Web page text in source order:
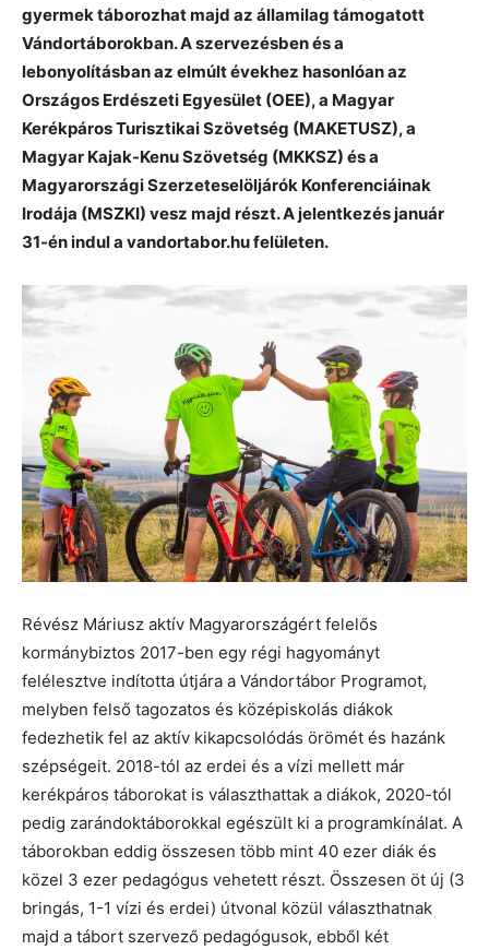
gyermek táborozhat majd az államilag támogatott
Vándortáborokban. A szervezésben és a
lebonyolításban az elmúlt évekhez hasonlóan az
Országos Erdészeti Egyesület (OEE), a Magyar
Kerékpáros Turisztikai Szövetség (MAKETUSZ), a
Magyar Kajak-Kenu Szövetség (MKKSZ) és a
Magyarországi Szerzeteselöljárók Konferenciáinak
Irodája (MSZKI) vesz majd részt. A jelentkezés január
31-én indul a vandortabor.hu felületen.
Révész Máriusz aktív Magyarországért felelős
kormánybiztos 2017-ben egy régi hagyományt
felélesztve indította útjára a Vándortábor Programot,
melyben felső tagozatos és középiskolás diákok
fedezhetik fel az aktív kikapcsolódás örömét és hazánk
szépségeit. 2018-tól az erdei és a vízi mellett már
kerékpáros táborokat is választhattak a diákok, 2020-tól
pedig zarándoktáborokkal egészült ki a programkínálat. A
táborokban eddig összesen több mint 40 ezer diák és
közel 3 ezer pedagógus vehetett részt. Összesen öt új (3
bringás, 1-1 vízi és erdei) útvonal közül választhatnak
majd a tábort szervező pedagógusok, ebből két